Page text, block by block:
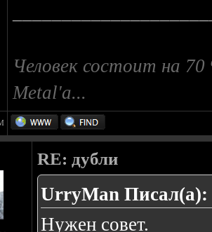
Человек состоит на
Metal'a...
RE: дубли
UrryMan Писал(а):
Нужен совет.